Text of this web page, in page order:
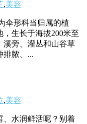
,美容
伞形科当归属的植
生长于海拔200米至
溪旁、灌丛和山谷草
排脓、...
,美容
、水润鲜活呢？别着